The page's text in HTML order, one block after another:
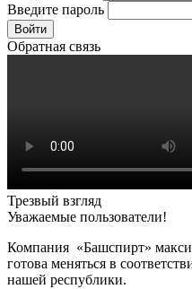
Введите пароль
Войти
Обратная связь
Трезвый взгляд
Уважаемые пользователи!
Компания «Башспирт»
готова меняться в
нашей республики.